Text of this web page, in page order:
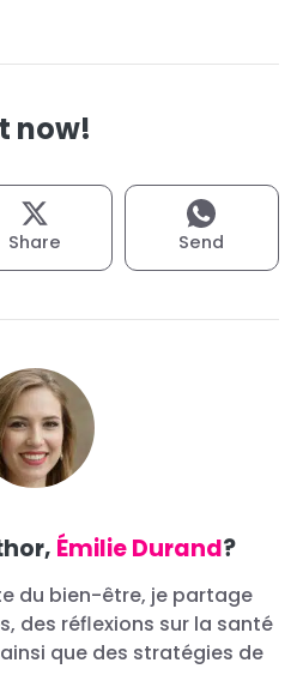
now!
Share Send
Émilie Durand?
du bien-être, je partage
des réflexions sur la santé
que des stratégies de